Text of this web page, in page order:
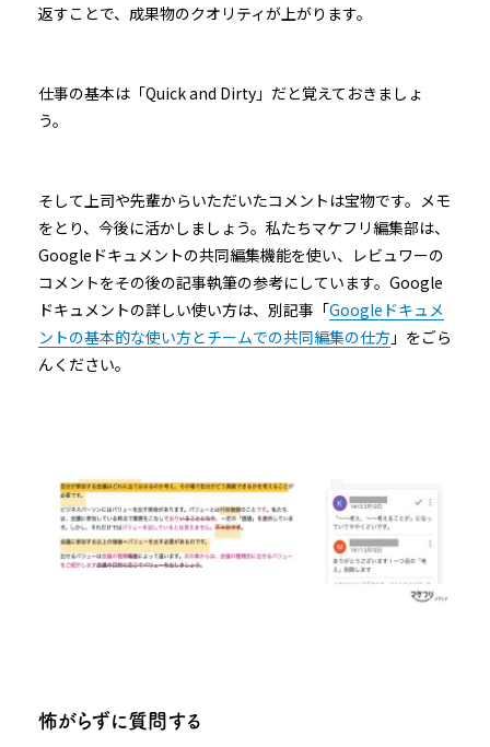
返すことで、成果物のクオリティが上がります。
仕事の基本は「Quick and Dirty」だと覚えておきましょ
う。
そして上司や先輩からいただいたコメントは宝物です。メモ
をとり、今後に活かしましょう。私たちマケフリ編集部は、
Googleドキュメントの共同編集機能を使い、レビュワーの
コメントをその後の記事執筆の参考にしています。Google
ドキュメントの詳しい使い方は、別記事「Googleドキュメ
ントの基本的な使い方とチームでの共同編集の仕方 」をごら
んください。
怖がらずに質問する